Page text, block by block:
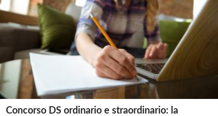
Concorso DS ordinario e straordinario: la